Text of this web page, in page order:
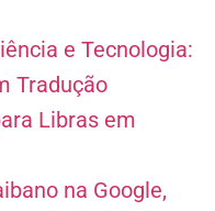
e Tecnologia:
Tradução
Libras em
na Google,